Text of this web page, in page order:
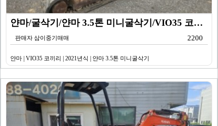
얀마/굴삭기/얀마 3.5톤 미니굴삭기/VIO35 코끼리…
판매자 삼이중기매매 2200
얀마 | VIO35 코끼리 | 2021년식 | 얀마 3.5톤 미니굴삭기